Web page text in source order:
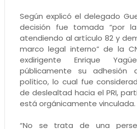
Según explicó el delegado
decisión fue tomada “por
atendiendo al artículo 82 y
marco legal interno” de la
exdirigente Enrique
públicamente su adhesión
político, lo cual fue
de deslealtad hacia el PRI,
está orgánicamente vinculada.
“No se trata de una